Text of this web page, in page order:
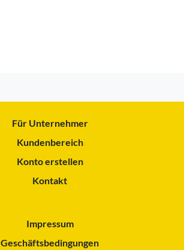
Für Unternehmer
Kundenbereich
Konto erstellen
Kontakt
Impressum
Geschäftsbedingungen